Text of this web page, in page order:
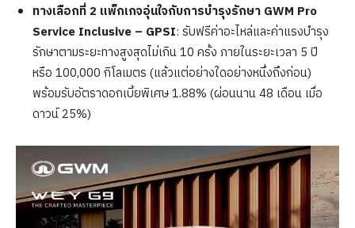
ทางเลือกที่ 2 แพ็กเกจอุ่นใจกับการบำรุงรักษา GWM Pro
Service Inclusive – GPSI: รับฟรีค่าอะไหล่และค่าแรงบำรุง
รักษาตามระยะทางสูงสุดไม่เกิน 10 ครั้ง ภายในระยะเวลา 5 ปี
หรือ 100,000 กิโลเมตร (แล้วแต่อย่างใดอย่างหนึ่งถึงก่อน)
พร้อมรับอัตราดอกเบี้ยพิเศษ 1.88% (ผ่อนนาน 48 เดือน เมื่อ
ดาวน์ 25%)